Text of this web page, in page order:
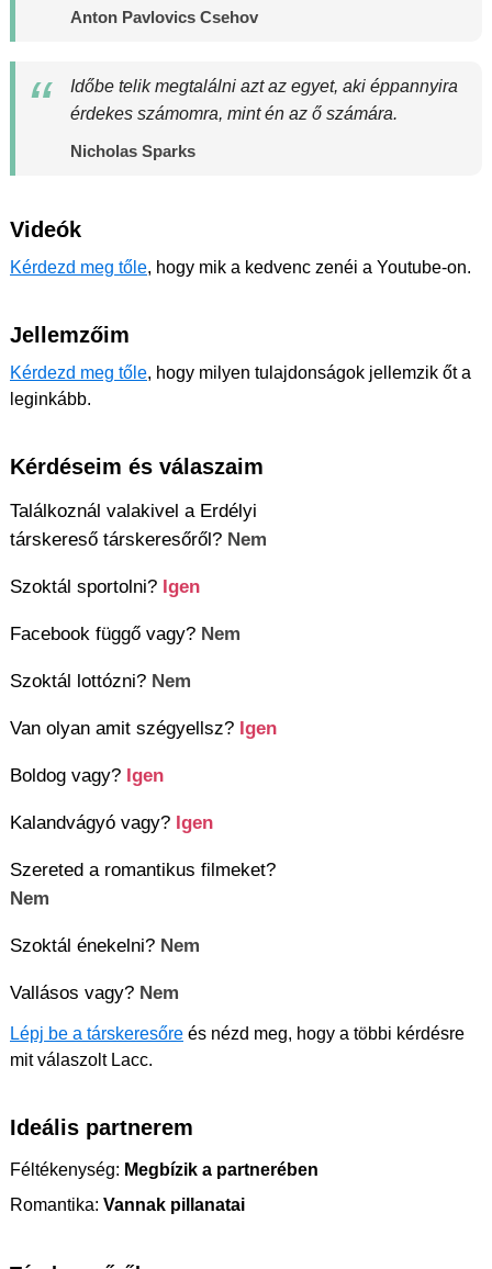
Anton Pavlovics Csehov
Időbe telik megtalálni azt az egyet, aki éppannyira
érdekes számomra, mint én az ő számára.
Nicholas Sparks
Videók
Kérdezd meg tőle, hogy mik a kedvenc zenéi a Youtube-on.
Jellemzőim
Kérdezd meg tőle, hogy milyen tulajdonságok jellemzik őt a
leginkább.
Kérdéseim és válaszaim
Találkoznál valakivel a Erdélyi
társkereső társkeresőről? Nem
Szoktál sportolni? Igen
Facebook függő vagy? Nem
Szoktál lottózni? Nem
Van olyan amit szégyellsz? Igen
Boldog vagy? Igen
Kalandvágyó vagy? Igen
Szereted a romantikus filmeket?
Nem
Szoktál énekelni? Nem
Vallásos vagy? Nem
Lépj be a társkeresőre és nézd meg, hogy a többi kérdésre
mit válaszolt Lacc.
Ideális partnerem
Féltékenység: Megbízik a partnerében
Romantika: Vannak pillanatai